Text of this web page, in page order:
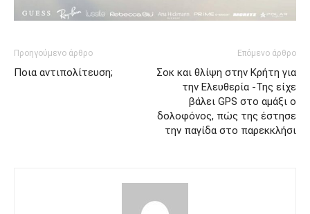
Προηγούμενο άρθρο
Ποια αντιπολίτευση;
Επόμενο άρθρο
Σοκ και θλίψη στην Κρήτη για
την Ελευθερία -Της είχε
βάλει GPS στο αμάξι ο
δολοφόνος, πώς της έστησε
την παγίδα στο παρεκκλήσι